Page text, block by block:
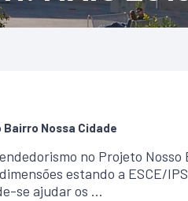
Nossa Cidade
no Projeto Nosso
estando a ESCE/
se ajudar os …